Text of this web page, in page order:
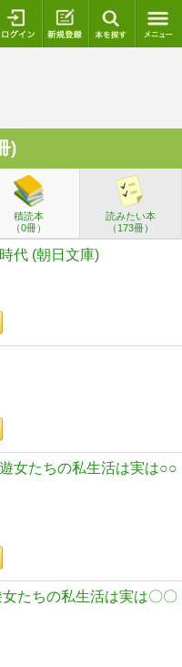
ログイン 新規登録
)
積読本
（0冊）
読みたい本
（173冊）
代 (朝日文庫)
女たちの私生活は実は○○
たちの私生活は実は〇〇